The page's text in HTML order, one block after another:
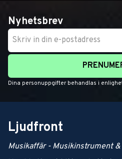
Nyhetsbrev
Dina personuppgifter behandlas i
Ljudfront
Musikaffär - Musikinstrument